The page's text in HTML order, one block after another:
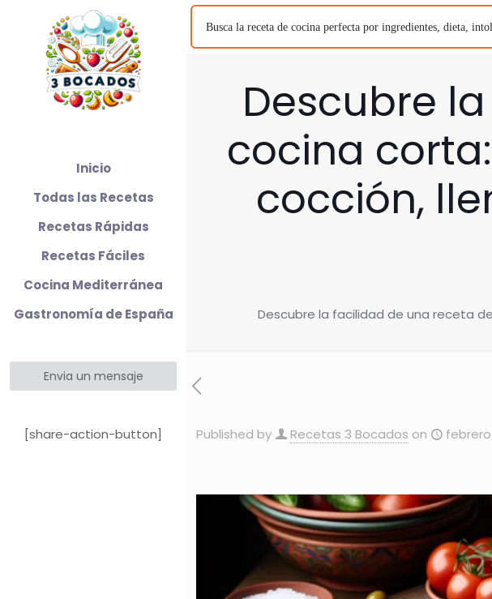
Descubre
cocina
cocción,
Descubre la facilidad de una receta
Published by Recetas 3 Bocados on febrero
Inicio
Todas las Recetas
Recetas Rápidas
Recetas Fáciles
Cocina Mediterránea
Gastronomía de España
Envia un mensaje
[share-action-button]